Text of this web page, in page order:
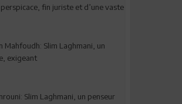
fin juriste et d’une vaste
Mahfoudh: Slim Laghmani, un
exigeant
Slim Laghmani, un penseur